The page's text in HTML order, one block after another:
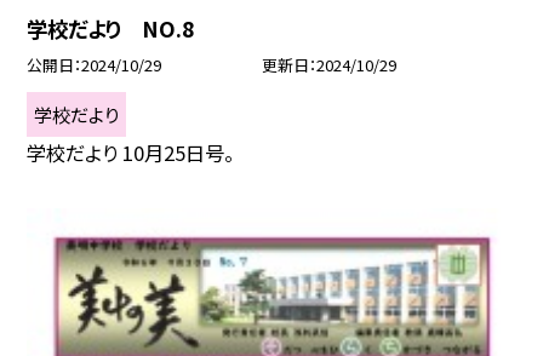
学校だより NO.8
公開日 2024/10/29 更新日 2024/10/29
学校だより
学校だより 10月25日号。